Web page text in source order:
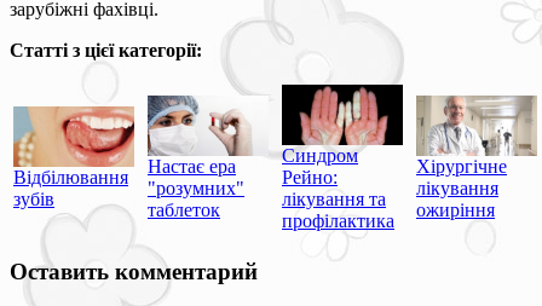
зарубіжні фахівці.
Статті з цієї категорії:
Відбілювання
зубів
Настає ера
"розумних"
таблеток
Синдром
Рейно:
лікування та
профілактика
Хірургічне
лікування
ожиріння
Оставить комментарий